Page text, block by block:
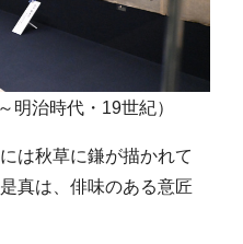
明治時代・19世紀）
は秋草に鎌が描かれて
真は、俳味のある意匠